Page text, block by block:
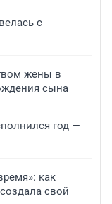
с
жены в
сына
год —
как
свой